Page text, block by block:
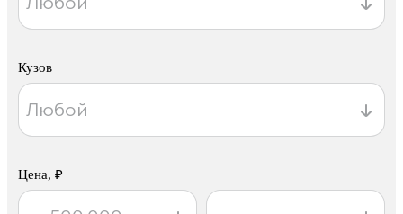
Кузов
Цена, ₽